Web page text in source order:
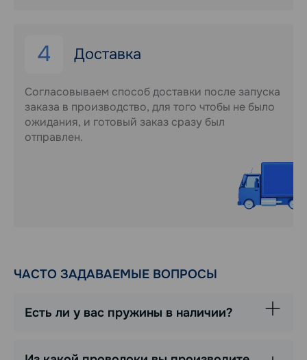
4 Доставка
Согласовываем способ доставки после запуска
заказа в производство, для того чтобы не было
ожидания, и готовый заказ сразу был
отправлен.
ЧАСТО ЗАДАВАЕМЫЕ ВОПРОСЫ
Есть ли у вас пружины в наличии?